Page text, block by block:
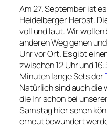
Am 27. September ist
Heidelberger Herbst.
voll und laut. Wir
anderen Weg gehen
Uhr vor Ort. Es gibt
zwischen 12 Uhr und
Minuten lange Sets der
Natürlich sind auch die
die Ihr schon bei
Samstag hier sehen
erneut bewundert